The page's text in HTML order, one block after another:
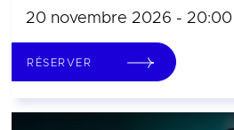
20 novembre 2026 - 20:00
RÉSERVER